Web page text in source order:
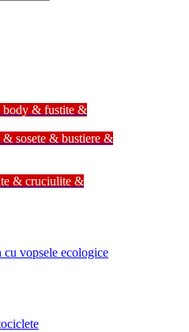
& fustite &
& sosete & bustiere &
& cruciulite &
cu vopsele ecologice